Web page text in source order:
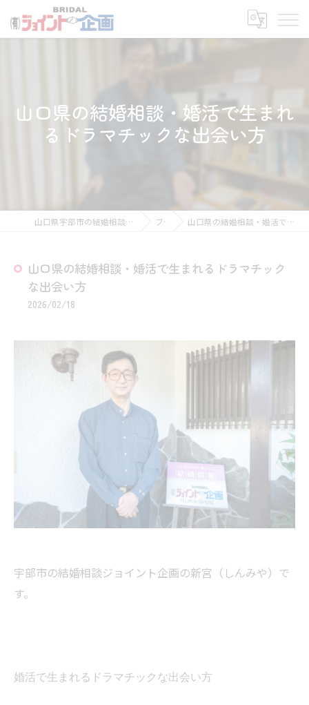
山口県の結婚相談・婚活で生まれ
るドラマチックな出会い方
山口県宇部市の結婚相談所なら有限会社ジョイント企画 ブログ 山口県の結婚相談・婚活で生まれるドラマチックな出会い方
山口県の結婚相談・婚活で生まれるドラマチック
な出会い方
2026/02/18
宇部市の結婚相談ジョイント企画の新宮（しんみや）で
す。
婚活で生まれるドラマチックな出会い方